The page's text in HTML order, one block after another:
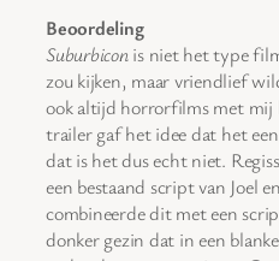
Beoordeling
Suburbiconis niet het type
zou kijken, maar vriendlief
ook altijd horrorfilms met mij
trailer gaf het idee dat het
dat is het dus echt niet.
een bestaand script van Joel
combineerde dit met een
donker gezin dat in een